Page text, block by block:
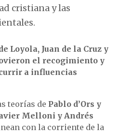
cristiana y las
Loyola, Juan de la Cruz y
el recogimiento y
a influencias
teorías de Pablo d’Ors y
Melloni y Andrés
con la corriente de la